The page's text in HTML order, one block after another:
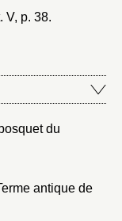
V, p. 38.
du
antique de